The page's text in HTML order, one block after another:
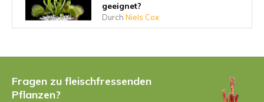
geeignet?
Durch Niels Cox
Pflege Ihrer fleischfressenden
DurchNiels
Fragen zu fleischfressenden
Pflanzen?